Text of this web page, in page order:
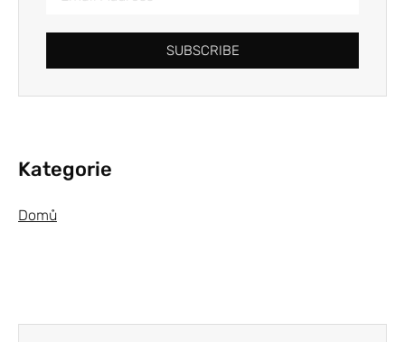
SUBSCRIBE
Kategorie
Domů